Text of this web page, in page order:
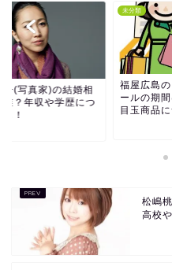
子(写真家)の結婚相
誰？年収や学歴につ
！
未分類
福屋広島
ールの期
目玉商品に
松嶋
高校